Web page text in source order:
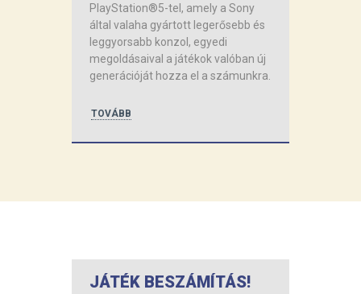
PlayStation®5-tel, amely a Sony
által valaha gyártott legerősebb és
leggyorsabb konzol, egyedi
megoldásaival a játékok valóban új
generációját hozza el a számunkra.
TOVÁBB
JÁTÉK BESZÁMÍTÁS!